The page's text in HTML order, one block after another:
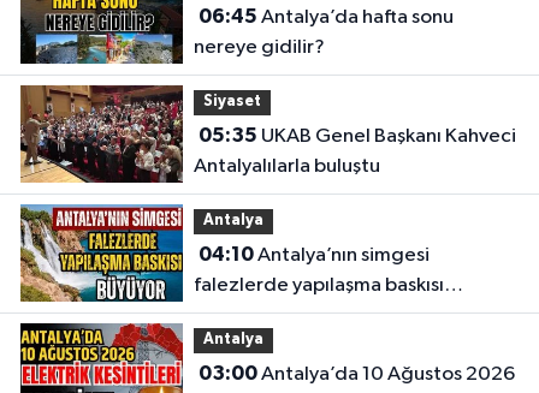
06:45
nereye gidilir?
Siyaset
05:35
Antalyalılarla buluştu
Antalya
04:10Antalya’nın simgesi
falezlerde yapılaşma baskısı
büyüyor
Antalya
03:00Antalya’da 10 Ağustos 2026